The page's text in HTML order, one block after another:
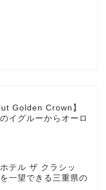
Golden Crown】
イグルーからオーロ
ホテル ザ クラシッ
一望できる三重県の
HOTEL
TRAVEL